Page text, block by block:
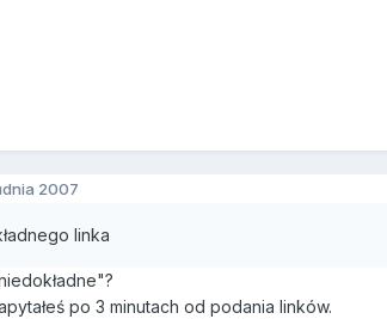
2007
linka
po 3 minutach od podania linków.